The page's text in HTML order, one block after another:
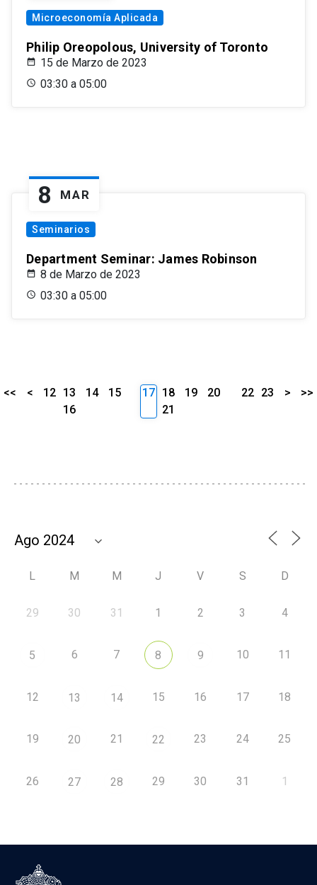
Microeconomía Aplicada
Philip Oreopolous, University of Toronto
15 de Marzo de 2023
03:30 a 05:00
8 MAR
Seminarios
Department Seminar: James Robinson
8 de Marzo de 2023
03:30 a 05:00
<< < 12 13 14
15
16
17 18 19
20
21
22 23 > >>
L M M J V S D
29 30 31 1 2 3 4
5 6 7 8 9 10 11
12 13 14 15 16 17 18
19 20 21 22 23 24 25
26 27 28 29 30 31 1